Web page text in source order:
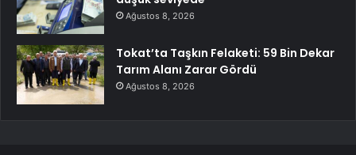
Ağustos 8, 2026
Tokat’ta Taşkın Felaketi: 59 Bin Dekar
Tarım Alanı Zarar Gördü
Ağustos 8, 2026